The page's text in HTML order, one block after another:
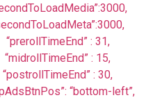
“prerollTimeEnd” : 31,
“midrollTimeEnd” : 15,
“postrollTimeEnd” : 30,
“bottom-left”,